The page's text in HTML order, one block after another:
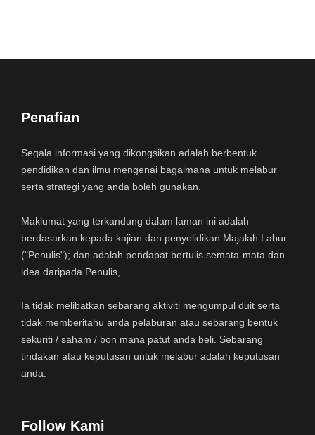
Penafian
Segala informasi yang dikongsikan adalah berbentuk
pendidikan dan ilmu mengenai bagaimana untuk melabur
serta strategi yang anda boleh gunakan.
Maklumat yang terkandung dalam laman ini adalah
berdasarkan kepada kajian dan penyelidikan Majalah Labur
("Penulis"); dan adalah pendapat bertulis semata-mata dan
idea daripada Penulis,
Ia tidak melibatkan sebarang aktiviti mengumpul duit serta
tidak memberitahu anda pelaburan atau sebarang bentuk
sekuriti / saham / bon mana patut anda beli. Sebarang
tindakan atau keputusan untuk melabur adalah keputusan
anda.
Follow Kami